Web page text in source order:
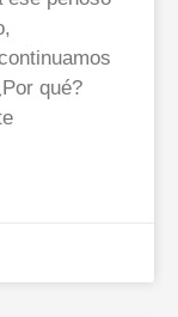
qué?